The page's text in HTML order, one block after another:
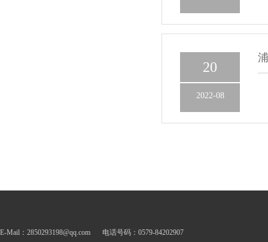
20
2022-08
E-Mail：2850293198@qq.com 电话号码：0579-84202907